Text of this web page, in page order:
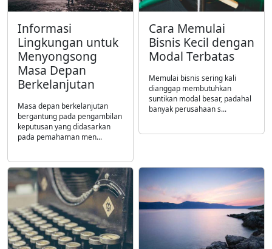
Informasi
Lingkungan untuk
Menyongsong
Masa Depan
Berkelanjutan
Masa depan berkelanjutan
bergantung pada pengambilan
keputusan yang didasarkan
pada pemahaman men...
Cara Memulai
Bisnis Kecil dengan
Modal Terbatas
Memulai bisnis sering kali
dianggap membutuhkan
suntikan modal besar, padahal
banyak perusahaan s...